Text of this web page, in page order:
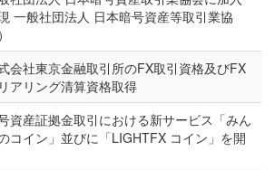
現 一般社団法人 日本暗号資産等取引業協
会社東京金融取引所のFX取引資格及びFX
アリング清算資格取得
資産証拠金取引における新サービス「みん
コイン」並びに「LIGHTFX コイン」を開